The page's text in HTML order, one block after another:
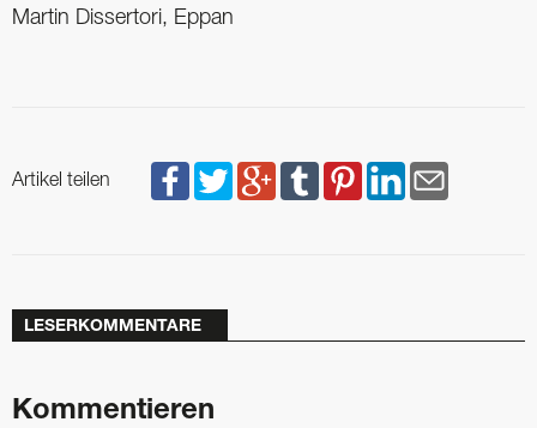
Martin Dissertori, Eppan
Artikel teilen
LESERKOMMENTARE
Kommentieren